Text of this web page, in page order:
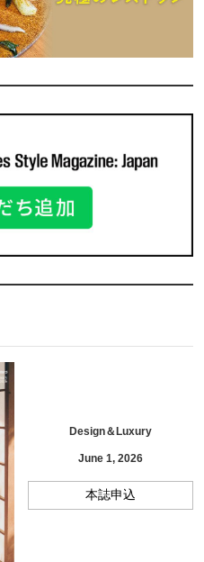
Design＆Luxury
June 1, 2026
本誌申込